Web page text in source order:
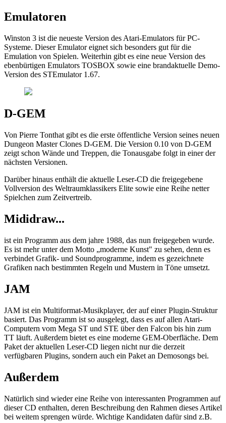
Emulatoren
Winston 3 ist die neueste Version des Atari-Emulators für PC-
Systeme. Dieser Emulator eignet sich besonders gut für die
Emulation von Spielen. Weiterhin gibt es eine neue Version des
ebenbürtigen Emulators TOSBOX sowie eine brandaktuelle Demo-
Version des STEmulator 1.67.
D-GEM
Von Pierre Tonthat gibt es die erste öffentliche Version seines neuen
Dungeon Master Clones D-GEM. Die Version 0.10 von D-GEM
zeigt schon Wände und Treppen, die Tonausgabe folgt in einer der
nächsten Versionen.
Darüber hinaus enthält die aktuelle Leser-CD die freigegebene
Vollversion des Weltraumklassikers Elite sowie eine Reihe netter
Spielchen zum Zeitvertreib.
Mididraw...
ist ein Programm aus dem jahre 1988, das nun freigegeben wurde.
Es ist mehr unter dem Motto „moderne Kunst" zu sehen, denn es
verbindet Grafik- und Soundprogramme, indem es gezeichnete
Grafiken nach bestimmten Regeln und Mustern in Töne umsetzt.
JAM
JAM ist ein Multiformat-Musikplayer, der auf einer Plugin-Struktur
basiert. Das Programm ist so ausgelegt, dass es auf allen Atari-
Computern vom Mega ST und STE über den Falcon bis hin zum
TT läuft. Außerdem bietet es eine moderne GEM-Oberfläche. Dem
Paket der aktuellen Leser-CD liegen nicht nur die derzeit
verfügbaren Plugins, sondern auch ein Paket an Demosongs bei.
Außerdem
Natürlich sind wieder eine Reihe von interessanten Programmen auf
dieser CD enthalten, deren Beschreibung den Rahmen dieses Artikel
bei weitem sprengen würde. Wichtige Kandidaten dafür sind z.B.